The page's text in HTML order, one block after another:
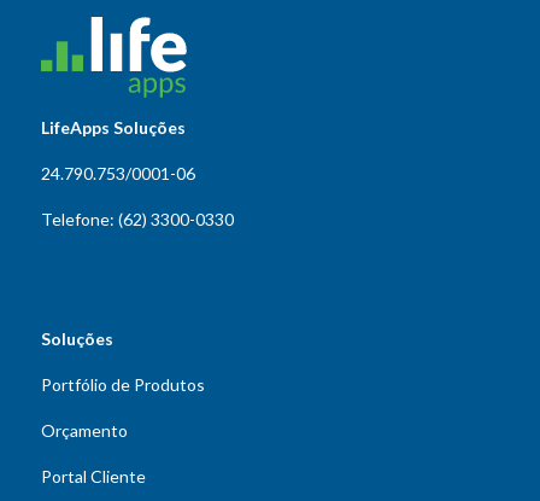
LifeApps Soluções
24.790.753/0001-06
Telefone: (62) 3300-0330
Soluções
Portfólio de Produtos
Orçamento
Portal Cliente